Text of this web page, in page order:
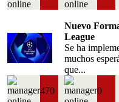
Nuevo
League
Se ha
muchos
que...
470 0